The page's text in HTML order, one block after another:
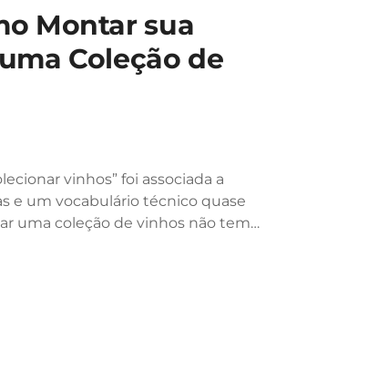
Montar sua
Coleção de
vinhos” foi associada a
e um vocabulário técnico quase
uma coleção de vinhos não tem…